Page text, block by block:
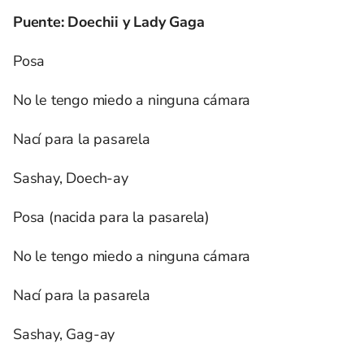
Puente: Doechii y Lady Gaga
Posa
No le tengo miedo a ninguna cámara
Nací para la pasarela
Sashay, Doech-ay
Posa (nacida para la pasarela)
No le tengo miedo a ninguna cámara
Nací para la pasarela
Sashay, Gag-ay